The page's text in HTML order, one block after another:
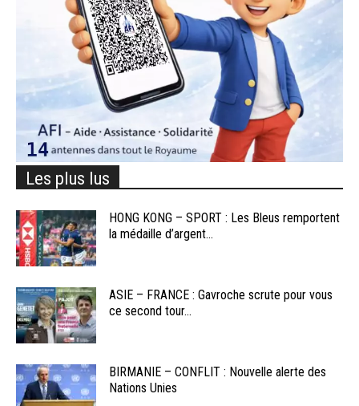
Les plus lus
HONG KONG – SPORT : Les Bleus remportent
la médaille d’argent...
ASIE – FRANCE : Gavroche scrute pour vous
ce second tour...
BIRMANIE – CONFLIT : Nouvelle alerte des
Nations Unies